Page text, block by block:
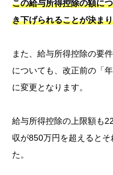
この給与所得控除の額に
き下げられることが決ま
また、給与所得控除の要
についても、改正前の「
に変更となります。
給与所得控除の上限額も
収が850万円を超えると
た。